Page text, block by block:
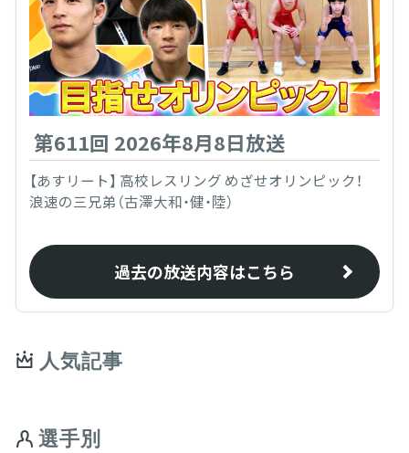
第611回 2026年8月8日放送
【あすリート】 高校レスリング めざせオリンピック！
浪速の三兄弟（古澤大和・健・陸）
過去の放送内容はこちら
人気記事
選手別